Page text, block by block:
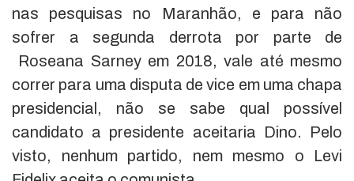
nas pesquisas no Maranhão, e para não
sofrer a segunda derrota por parte de
Roseana Sarney em 2018, vale até mesmo
correr para uma disputa de vice em uma chapa
presidencial, não se sabe qual possível
candidato a presidente aceitaria Dino. Pelo
visto, nenhum partido, nem mesmo o Levi